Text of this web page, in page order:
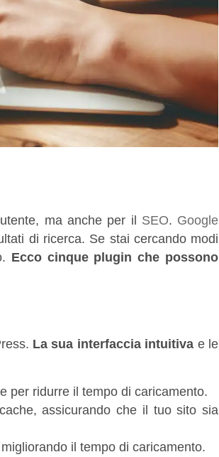
ma anche per il SEO. Google
di ricerca. Se stai cercando modi
Ecco cinque plugin che possono
La sua interfaccia intuitiva e le
per ridurre il tempo di caricamento.
assicurando che il tuo sito sia
il tempo di caricamento.